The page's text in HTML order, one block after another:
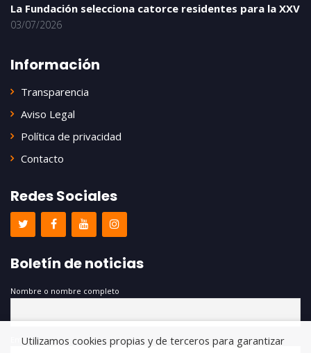
La Fundación selecciona catorce residentes para la XXV
03/07/2026
Información
Transparencia
Aviso Legal
Política de privacidad
Contacto
Redes Sociales
Boletín de noticias
Nombre o nombre completo
Email
Utilizamos cookies propias y de terceros para garantizar